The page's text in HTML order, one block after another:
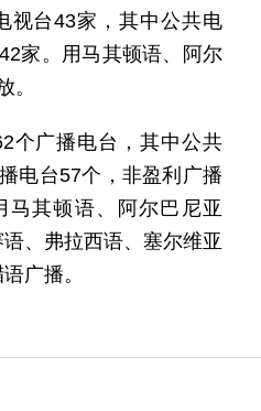
视台43家，其中公共电
家。用马其顿语、阿尔
。
个广播电台，其中公共
电台57个，非盈利广播
马其顿语、阿尔巴尼亚
、弗拉西语、塞尔维亚
广播。